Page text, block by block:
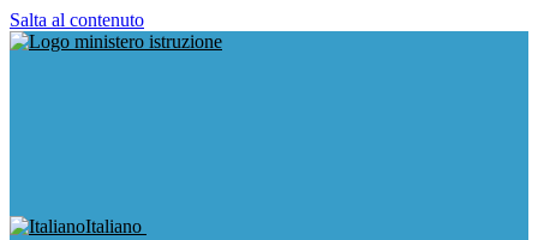
Salta al contenuto
Italiano